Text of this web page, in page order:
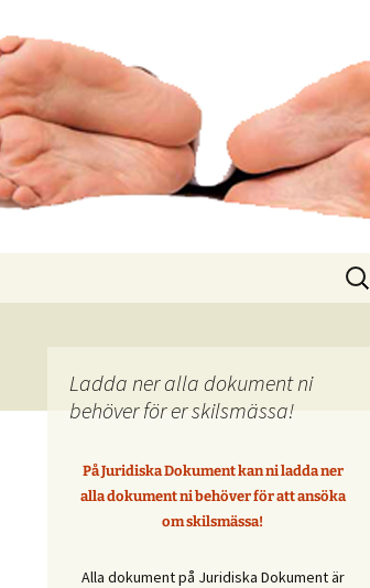
Sök
efter:
Ladda ner alla dokument ni
behöver för er skilsmässa!
På Juridiska Dokument kan ni ladda ner
alla dokument ni behöver för att ansöka
om skilsmässa!
Alla dokument på Juridiska Dokument är